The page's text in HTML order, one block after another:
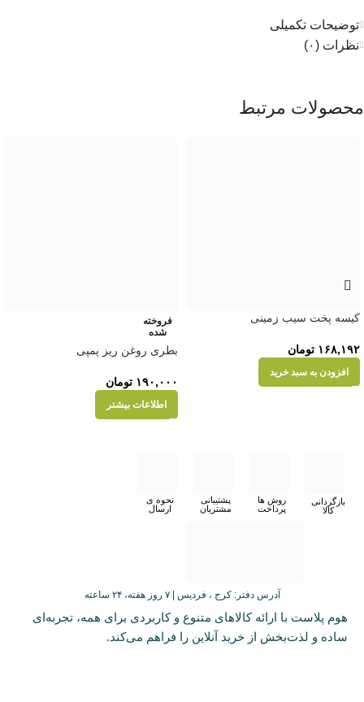
توضیحات تکمیلی
نظرات (۰)
محصولات مرتبط
کیسه پخت سیب زمینی
۱۶۸,۱۹۲ تومان
افزودن به سبد خرید
فروخته
شده
بطری روغن ریز پمپی
۱۹۰,۰۰۰ تومان
اطلاعات بیشتر
بازگردانی
کالا
روش ها
پرداخت
پشتیبانی
مشتریان
نحوه ی
ارسال
آدرس دفتر: کرج ، فردیس | ۷ روز هفته، ۲۴ ساعته
هوم پلاست با ارائه کالاهای متنوع و کاربردی برای همه، تجربه‌ای
ساده و لذت‌بخش از خرید آنلاین را فراهم می‌کند.